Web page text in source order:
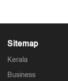
Sitemap
Kerala
Business